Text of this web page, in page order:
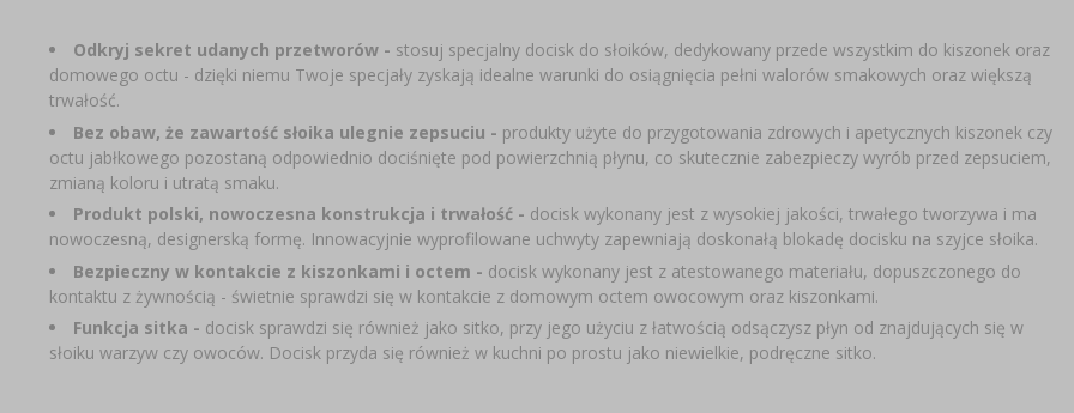
Odkryj sekret udanych przetworów - stosuj specjalny docisk do słoików, dedykowany przede wszystkim do kiszonek oraz
domowego octu - dzięki niemu Twoje specjały zyskają idealne warunki do osiągnięcia pełni walorów smakowych oraz większą
trwałość.
Bez obaw, że zawartość słoika ulegnie zepsuciu - produkty użyte do przygotowania zdrowych i apetycznych kiszonek czy
octu jabłkowego pozostaną odpowiednio dociśnięte pod powierzchnią płynu, co skutecznie zabezpieczy wyrób przed zepsuciem,
zmianą koloru i utratą smaku.
Produkt polski, nowoczesna konstrukcja i trwałość - docisk wykonany jest z wysokiej jakości, trwałego tworzywa i ma
nowoczesną, designerską formę. Innowacyjnie wyprofilowane uchwyty zapewniają doskonałą blokadę docisku na szyjce słoika.
Bezpieczny w kontakcie z kiszonkami i octem - docisk wykonany jest z atestowanego materiału, dopuszczonego do
kontaktu z żywnością - świetnie sprawdzi się w kontakcie z domowym octem owocowym oraz kiszonkami.
Funkcja sitka - docisk sprawdzi się również jako sitko, przy jego użyciu z łatwością odsączysz płyn od znajdujących się w
słoiku warzyw czy owoców. Docisk przyda się również w kuchni po prostu jako niewielkie, podręczne sitko.